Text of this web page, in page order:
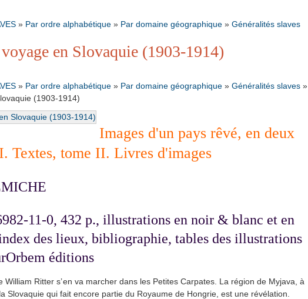
» Par ordre alphabétique » Par domaine géographique » Généralités slaves
en Slovaquie (1903-1914)
» Par ordre alphabétique » Par domaine géographique » Généralités slaves »
(1903-1914)
Images d'un pays rêvé, en deux
Textes, tome II. Livres d'images
11-0, 432 p., illustrations en noir & blanc et en
des lieux, bibliographie, tables des illustrations
éditions
William Ritter s’ en va marcher dans les Petites Carpates. La région de Myjava, à
Slovaquie qui fait encore partie du Royaume de Hongrie, est une révélation.